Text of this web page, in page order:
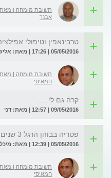
תשובת מומחה |
אבנר
טרבינאפין וטיפולי
05/05/2016 | 17:26 | מאת: אלישבע
תשובת מומחה |
חמאיסי
קרה גם לי ....
09/05/2016 | 12:57 | מאת: דני
פטריה בבוהן הרגל 3 שנים
05/05/2016 | 12:39 | מאת: מיכל
תשובת מומחה |
חמאיסי